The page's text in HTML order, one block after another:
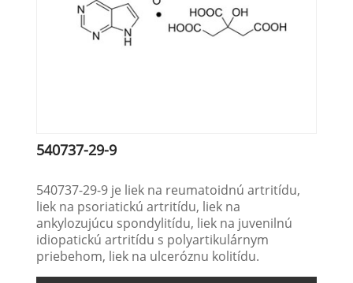
540737-29-9
540737-29-9 je liek na reumatoidnú artritídu,
liek na psoriatickú artritídu, liek na
ankylozujúcu spondylitídu, liek na juvenilnú
idiopatickú artritídu s polyartikulárnym
priebehom, liek na ulceróznu kolitídu.